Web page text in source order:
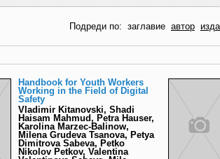
Подреди по: заглавие автор
Handbook for Youth Workers
Working in the Field of Digital
Safety
Vladimir Kitanovski, Shadi
Haisam Mahmud, Petra Hauser,
Karolina Marzec-Balinow,
Milena Grudeva Tsanova, Petya
Dimitrova Sabeva, Petko
Nikolov Petkov, Valentina